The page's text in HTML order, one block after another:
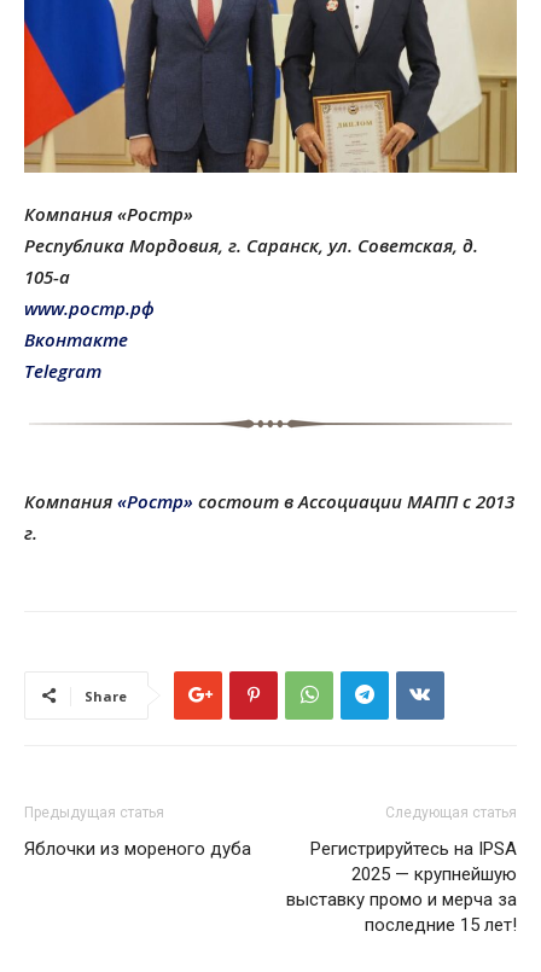
Компания «Ростр»
Республика Мордовия, г. Саранск, ул. Советская, д.
105-а
www.ростр.рф
Вконтакте
Telegram
Компания «Ростр» состоит в Ассоциации МАПП с 2013
г.
Share
Предыдущая статья
Яблочки из мореного дуба
Следующая статья
Регистрируйтесь на IPSA
2025 — крупнейшую
выставку промо и мерча за
последние 15 лет!